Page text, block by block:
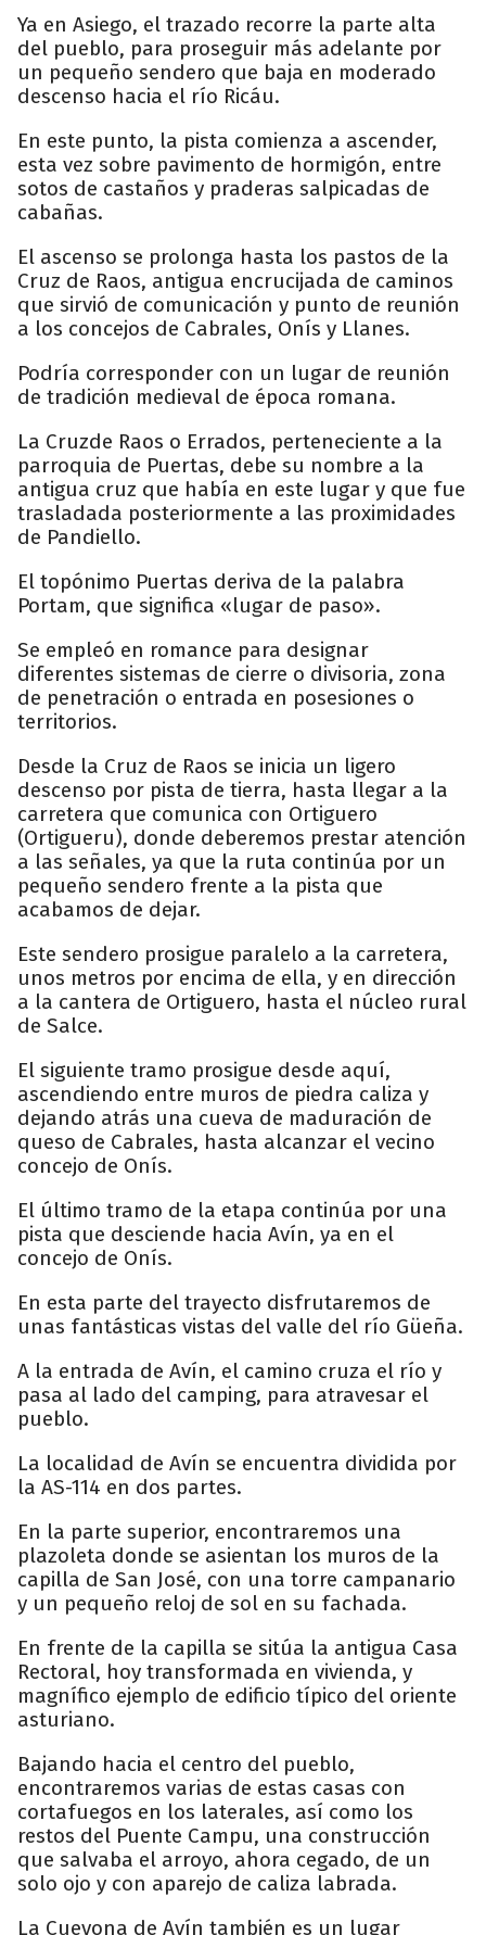
Ya en Asiego, el trazado recorre la parte alta
del pueblo, para proseguir más adelante por
un pequeño sendero que baja en moderado
descenso hacia el río Ricáu.
En este punto, la pista comienza a ascender,
esta vez sobre pavimento de hormigón, entre
sotos de castaños y praderas salpicadas de
cabañas.
El ascenso se prolonga hasta los pastos de la
Cruz de Raos, antigua encrucijada de caminos
que sirvió de comunicación y punto de reunión
a los concejos de Cabrales, Onís y Llanes.
Podría corresponder con un lugar de reunión
de tradición medieval de época romana.
La Cruzde Raos o Errados, perteneciente a la
parroquia de Puertas, debe su nombre a la
antigua cruz que había en este lugar y que fue
trasladada posteriormente a las proximidades
de Pandiello.
El topónimo Puertas deriva de la palabra
Portam, que significa «lugar de paso».
Se empleó en romance para designar
diferentes sistemas de cierre o divisoria, zona
de penetración o entrada en posesiones o
territorios.
Desde la Cruz de Raos se inicia un ligero
descenso por pista de tierra, hasta llegar a la
carretera que comunica con Ortiguero
(Ortigueru), donde deberemos prestar atención
a las señales, ya que la ruta continúa por un
pequeño sendero frente a la pista que
acabamos de dejar.
Este sendero prosigue paralelo a la carretera,
unos metros por encima de ella, y en dirección
a la cantera de Ortiguero, hasta el núcleo rural
de Salce.
El siguiente tramo prosigue desde aquí,
ascendiendo entre muros de piedra caliza y
dejando atrás una cueva de maduración de
queso de Cabrales, hasta alcanzar el vecino
concejo de Onís.
El último tramo de la etapa continúa por una
pista que desciende hacia Avín, ya en el
concejo de Onís.
En esta parte del trayecto disfrutaremos de
unas fantásticas vistas del valle del río Güeña.
A la entrada de Avín, el camino cruza el río y
pasa al lado del camping, para atravesar el
pueblo.
La localidad de Avín se encuentra dividida por
la AS-114 en dos partes.
En la parte superior, encontraremos una
plazoleta donde se asientan los muros de la
capilla de San José, con una torre campanario
y un pequeño reloj de sol en su fachada.
En frente de la capilla se sitúa la antigua Casa
Rectoral, hoy transformada en vivienda, y
magnífico ejemplo de edificio típico del oriente
asturiano.
Bajando hacia el centro del pueblo,
encontraremos varias de estas casas con
cortafuegos en los laterales, así como los
restos del Puente Campu, una construcción
que salvaba el arroyo, ahora cegado, de un
solo ojo y con aparejo de caliza labrada.
La Cuevona de Avín también es un lugar